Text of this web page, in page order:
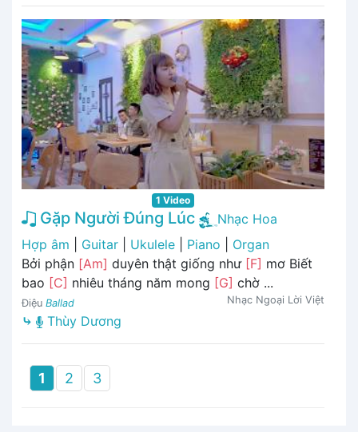
1 Video
Gặp Người Đúng Lúc
Nhạc Hoa
Hợp âm
Guitar Ukulele Piano
Organ
Bởi phận [Am] duyên thật giống như [F] mơ Biết
bao [C] nhiêu tháng năm mong [G] chờ ...
Điệu Ballad Nhạc Ngoại Lời Việt
⤷ Thùy Dương
1 2 3